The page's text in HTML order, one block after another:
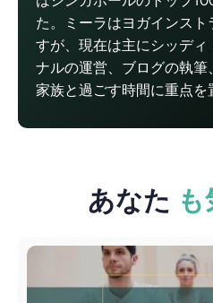
た。ミーラはヨガインス
すが、現在は主にシッディ
ナルの運営、ブログの執
家族と過ごす時間に重点を
あなた